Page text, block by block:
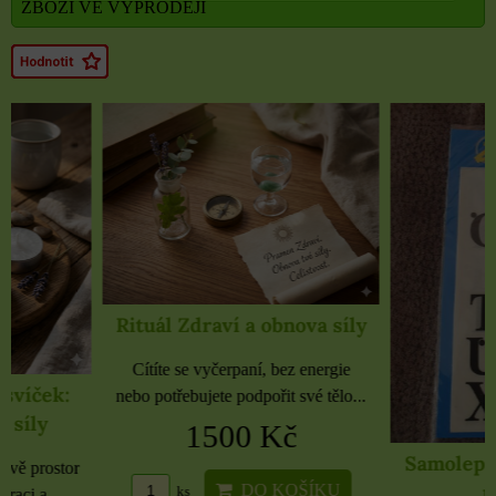
ZBOŽÍ VE VÝPRODEJI
Rituál Zdraví a obnova síly
Cítíte se vyčerpaní, bez energie
nebo potřebujete podpořit své tělo...
1500 Kč
DO KOŠÍKU
Samolepky černé